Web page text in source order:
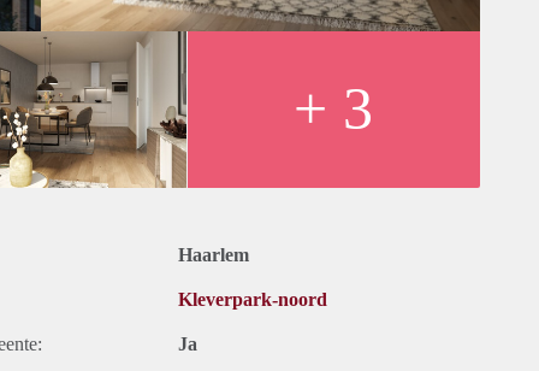
combi-oven) en badkamer (uit 2021), alle
de vorige huurder heeft de vloer ter overname;
voor onbepaalde tijd.
+ 3
Haarlem
Kleverpark-noord
Ja